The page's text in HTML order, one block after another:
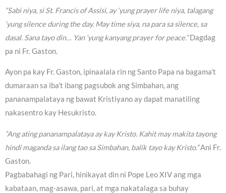
“Sabi niya, si St. Francis of Assisi, ay ‘yung prayer life niya, talagang
‘yung silence during the day. May time siya, na para sa silence, sa
dasal. Sana tayo din… Yan ‘yung kanyang prayer for peace.”Dagdag
pa ni Fr. Gaston.
Ayon pa kay Fr. Gaston, ipinaalala rin ng Santo Papa na bagama’t
dumaraan sa iba’t ibang pagsubok ang Simbahan, ang
pananampalataya ng bawat Kristiyano ay dapat manatiling
nakasentro kay Hesukristo.
“Ang ating pananampalataya ay kay Kristo. Kahit may makita tayong
hindi maganda sa ilang tao sa Simbahan, balik tayo kay Kristo.”Ani Fr.
Gaston.
Pagbabahagi ng Pari, hinikayat din ni Pope Leo XIV ang mga
kabataan, mag-asawa, pari, at mga nakatalaga sa buhay